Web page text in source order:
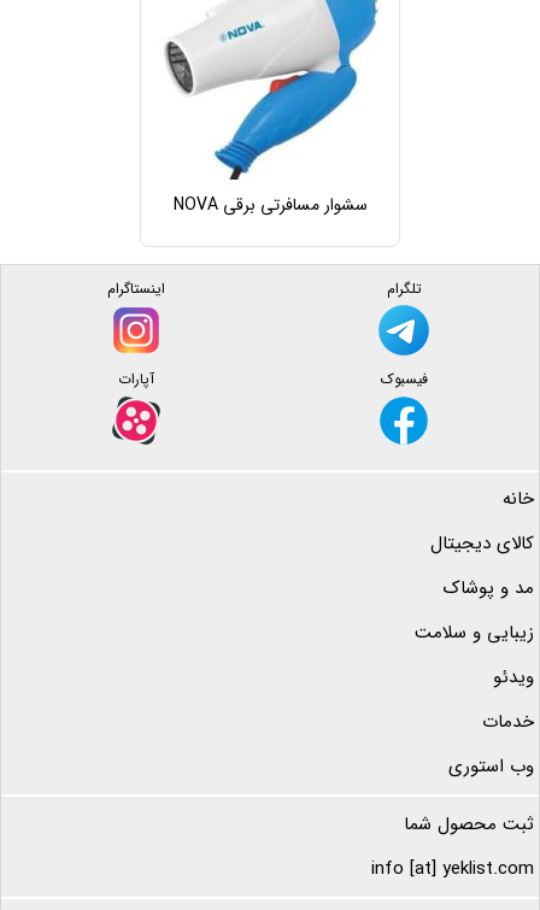
سشوار مسافرتی برقی NOVA
تلگرام اینستاگرام
فیسبوک آپارات
خانه
کالای دیجیتال
مد و پوشاک
زیبایی و سلامت
ویدئو
خدمات
وب استوری
ثبت محصول شما
info [at] yeklist.com